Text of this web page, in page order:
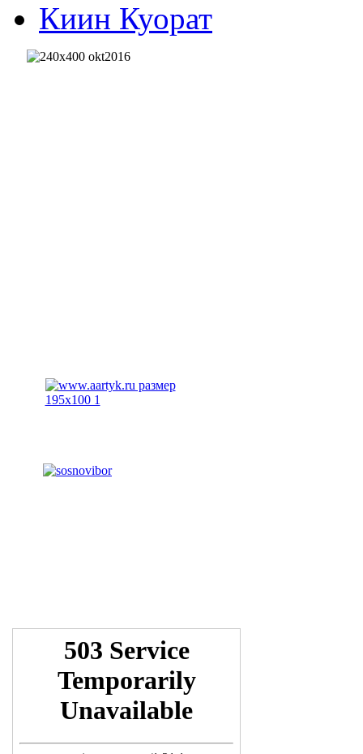
Киин Куорат